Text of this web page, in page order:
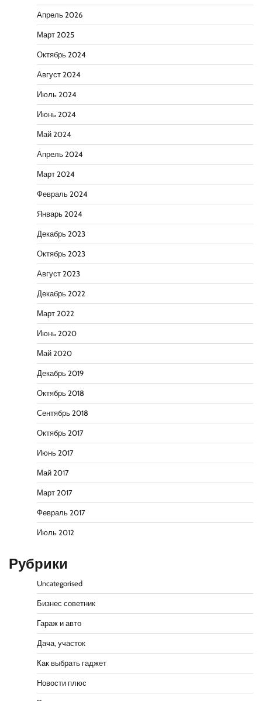
Апрель 2026
Март 2025
Октябрь 2024
Август 2024
Июль 2024
Июнь 2024
Май 2024
Апрель 2024
Март 2024
Февраль 2024
Январь 2024
Декабрь 2023
Октябрь 2023
Август 2023
Декабрь 2022
Март 2022
Июнь 2020
Май 2020
Декабрь 2019
Октябрь 2018
Сентябрь 2018
Октябрь 2017
Июнь 2017
Май 2017
Март 2017
Февраль 2017
Июль 2012
Рубрики
Uncategorised
Бизнес советник
Гараж и авто
Дача, участок
Как выбрать гаджет
Новости плюс